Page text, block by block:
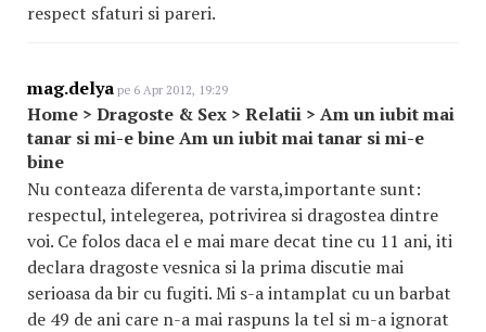
respect sfaturi si pareri.
mag.delya pe 6 Apr 2012, 19:29
Home > Dragoste & Sex > Relatii > Am un iubit mai
tanar si mi-e bine Am un iubit mai tanar si mi-e
bine
Nu conteaza diferenta de varsta,importante sunt:
respectul, intelegerea, potrivirea si dragostea dintre
voi. Ce folos daca el e mai mare decat tine cu 11 ani, iti
declara dragoste vesnica si la prima discutie mai
serioasa da bir cu fugiti. Mi s-a intamplat cu un barbat
de 49 de ani care n-a mai raspuns la tel si m-a ignorat